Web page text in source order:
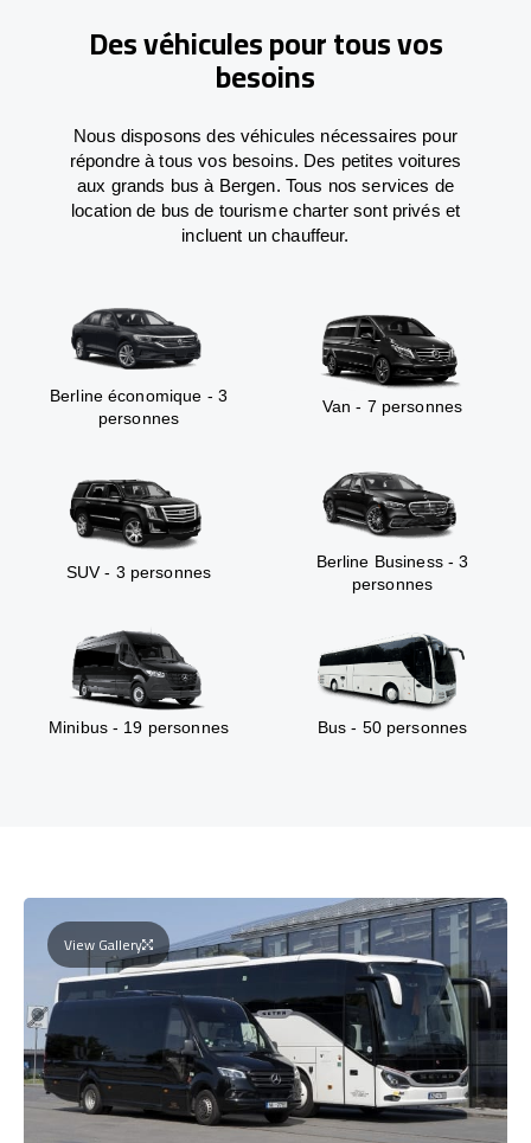
Des véhicules pour tous vos
besoins
Nous disposons des véhicules nécessaires pour
répondre à tous vos besoins. Des petites voitures
aux grands bus à Bergen. Tous nos services de
location de bus de tourisme charter sont privés et
incluent un chauffeur.
Berline économique - 3
personnes
Van - 7 personnes
SUV - 3 personnes
Berline Business - 3
personnes
Minibus - 19 personnes Bus - 50 personnes
View Gallery